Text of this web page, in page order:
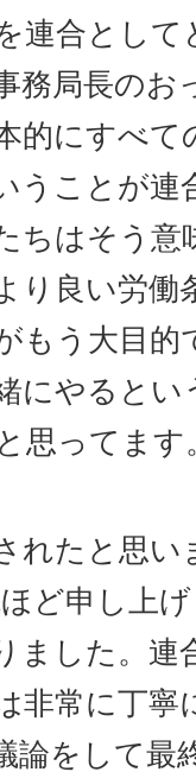
連合とし
務局長のお
的にすべて
うことが連
ちはそう意
り良い労働
もう大目的
にやるとい
思ってます
れたと思い
ど申し上
ました。連
非常に丁寧
論をして最